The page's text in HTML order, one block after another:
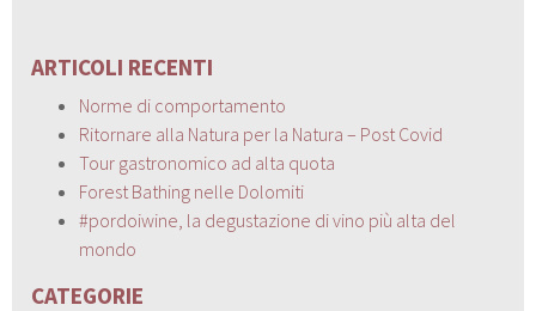
ARTICOLI RECENTI
Norme di comportamento
Ritornare alla Natura per la Natura – Post Covid
Tour gastronomico ad alta quota
Forest Bathing nelle Dolomiti
#pordoiwine, la degustazione di vino più alta del
mondo
CATEGORIE